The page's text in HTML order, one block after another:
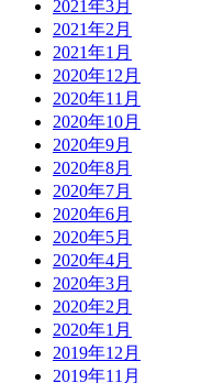
2021年3月
2021年2月
2021年1月
2020年12月
2020年11月
2020年10月
2020年9月
2020年8月
2020年7月
2020年6月
2020年5月
2020年4月
2020年3月
2020年2月
2020年1月
2019年12月
2019年11月